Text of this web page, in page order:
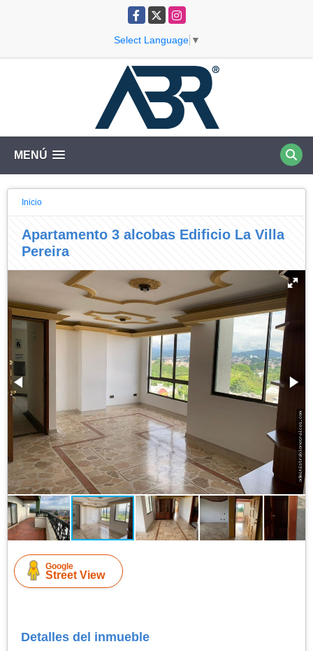
Facebook
X Instagram
Select Language ▼
MENÚ
Inicio
Apartamento 3 alcobas Edificio La Villa
Pereira
Google
Street View
Detalles del inmueble